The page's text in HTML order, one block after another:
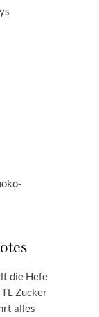
die Hefe
Zucker
alles